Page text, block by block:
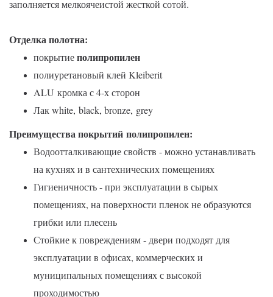
заполняется мелкоячеистой жесткой сотой.
Отделка полотна:
покрытиеполипропилен
полиуретановый клей Kleiberit
ALU кромка с 4-х сторон
Лак white, black, bronze, grey
Преимущества покрытий полипропилен:
Водоотталкивающие свойств - можно устанавливать
на кухнях и в сантехнических помещениях
Гигиеничность - при эксплуатации в сырых
помещениях, на поверхности пленок не образуются
грибки или плесень
Стойкие к повреждениям - двери подходят для
эксплуатации в офисах, коммерческих и
муниципальных помещениях с высокой
проходимостью